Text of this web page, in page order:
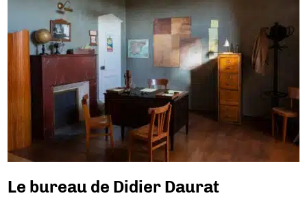
Le bureau de Didier Daurat